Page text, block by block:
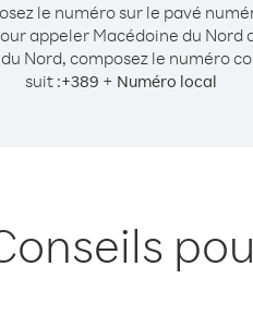
le numéro sur le pavé
appeler Macédoine du Nord
Nord, composez le numéro
suit :+389 + Numéro local